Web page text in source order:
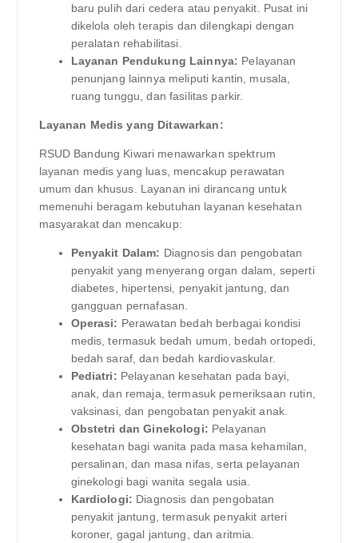
baru pulih dari cedera atau penyakit. Pusat ini
dikelola oleh terapis dan dilengkapi dengan
peralatan rehabilitasi.
Layanan Pendukung Lainnya: Pelayanan
penunjang lainnya meliputi kantin, musala,
ruang tunggu, dan fasilitas parkir.
Layanan Medis yang Ditawarkan:
RSUD Bandung Kiwari menawarkan spektrum
layanan medis yang luas, mencakup perawatan
umum dan khusus. Layanan ini dirancang untuk
memenuhi beragam kebutuhan layanan kesehatan
masyarakat dan mencakup:
Penyakit Dalam: Diagnosis dan pengobatan
penyakit yang menyerang organ dalam, seperti
diabetes, hipertensi, penyakit jantung, dan
gangguan pernafasan.
Operasi: Perawatan bedah berbagai kondisi
medis, termasuk bedah umum, bedah ortopedi,
bedah saraf, dan bedah kardiovaskular.
Pediatri: Pelayanan kesehatan pada bayi,
anak, dan remaja, termasuk pemeriksaan rutin,
vaksinasi, dan pengobatan penyakit anak.
Obstetri dan Ginekologi: Pelayanan
kesehatan bagi wanita pada masa kehamilan,
persalinan, dan masa nifas, serta pelayanan
ginekologi bagi wanita segala usia.
Kardiologi: Diagnosis dan pengobatan
penyakit jantung, termasuk penyakit arteri
koroner, gagal jantung, dan aritmia.